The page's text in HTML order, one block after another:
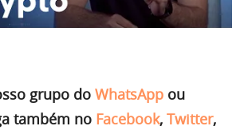
grupo do WhatsApp ou
também no Facebook, Twitter,